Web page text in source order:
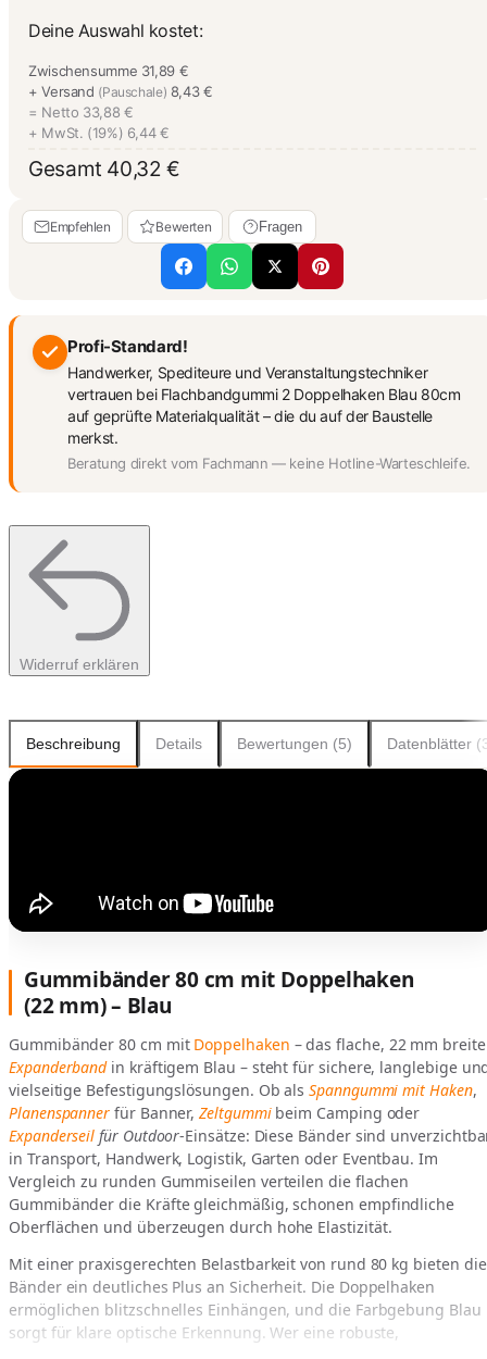
Deine Auswahl kostet:
Zwischensumme 31,89 €
+ Versand (Pauschale) 8,43 €
= Netto 33,88 €
+ MwSt. (19%) 6,44 €
Gesamt 40,32 €
Empfehlen Bewerten Fragen
Profi-Standard!
Handwerker, Spediteure und Veranstaltungstechniker
vertrauen bei Flachbandgummi 2 Doppelhaken Blau 80cm
auf geprüfte Materialqualität – die du auf der Baustelle
merkst.
Beratung direkt vom Fachmann — keine Hotline-Warteschleife.
Widerruf erklären
Beschreibung Details Bewertungen (5) Datenblätter
Gummibänder 80 cm mit Doppelhaken
(22 mm) – Blau
Gummibänder 80 cm mit Doppelhaken – das flache, 22 mm breite
Expanderbandin kräftigem Blau – steht für sichere, langlebige
vielseitige Befestigungslösungen. Ob alsSpanngummi mit Haken,
Planenspanner für Banner,Zeltgummibeim Camping oder
Expanderseil für Outdoor-Einsätze: Diese Bänder sind
in Transport, Handwerk, Logistik, Garten oder Eventbau. Im
Vergleich zu runden Gummiseilen verteilen die flachen
Gummibänder die Kräfte gleichmäßig, schonen empfindliche
Oberflächen und überzeugen durch hohe Elastizität.
Mit einer praxisgerechten Belastbarkeit von rund 80 kg bieten die
Bänder ein deutliches Plus an Sicherheit. Die Doppelhaken
ermöglichen blitzschnelles Einhängen, und die Farbgebung Blau
sorgt für klare optische Erkennung. Wer eine robuste,